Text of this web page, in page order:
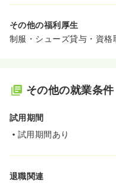
その他の福利厚生
制服・シューズ貸与・資格
その他の就業条件
試用期間
試用期間あり
退職関連